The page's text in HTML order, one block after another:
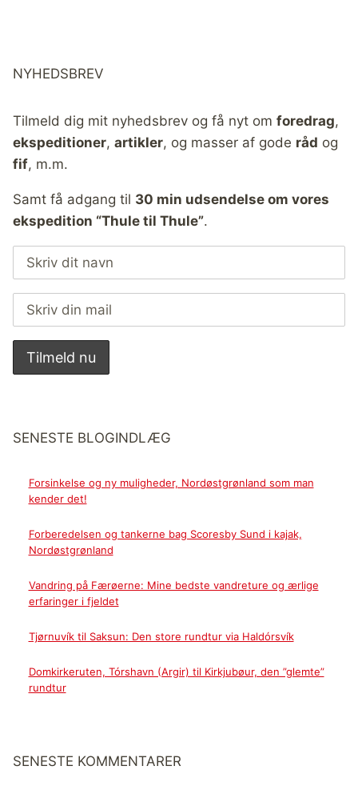
NYHEDSBREV
Tilmeld dig mit nyhedsbrev og få nyt om foredrag,
ekspeditioner, artikler, og masser af gode råd og
fif, m.m.
Samt få adgang til 30 min udsendelse om vores
ekspedition “Thule til Thule”.
SENESTE BLOGINDLÆG
Forsinkelse og ny muligheder, Nordøstgrønland som man
kender det!
Forberedelsen og tankerne bag Scoresby Sund i kajak,
Nordøstgrønland
Vandring på Færøerne: Mine bedste vandreture og ærlige
erfaringer i fjeldet
Tjørnuvík til Saksun: Den store rundtur via Haldórsvík
Domkirkeruten, Tórshavn (Argir) til Kirkjubøur, den ”glemte”
rundtur
SENESTE KOMMENTARER